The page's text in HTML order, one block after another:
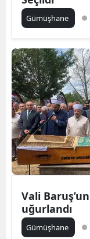
Gümüşhane
Vali
uğurlandı
Gümüşhane